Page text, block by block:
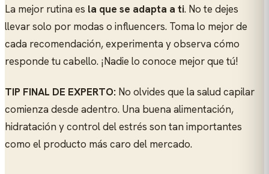
La mejor rutina es la que se adapta a ti. No te dejes
llevar solo por modas o influencers. Toma lo mejor de
cada recomendación, experimenta y observa cómo
responde tu cabello. ¡Nadie lo conoce mejor que tú!
TIP FINAL DE EXPERTO: No olvides que la salud capilar
comienza desde adentro. Una buena alimentación,
hidratación y control del estrés son tan importantes
como el producto más caro del mercado.